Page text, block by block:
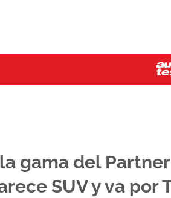
gama del
SUV y va por